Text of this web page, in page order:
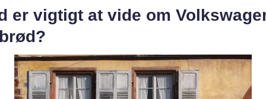
er vigtigt at vide om